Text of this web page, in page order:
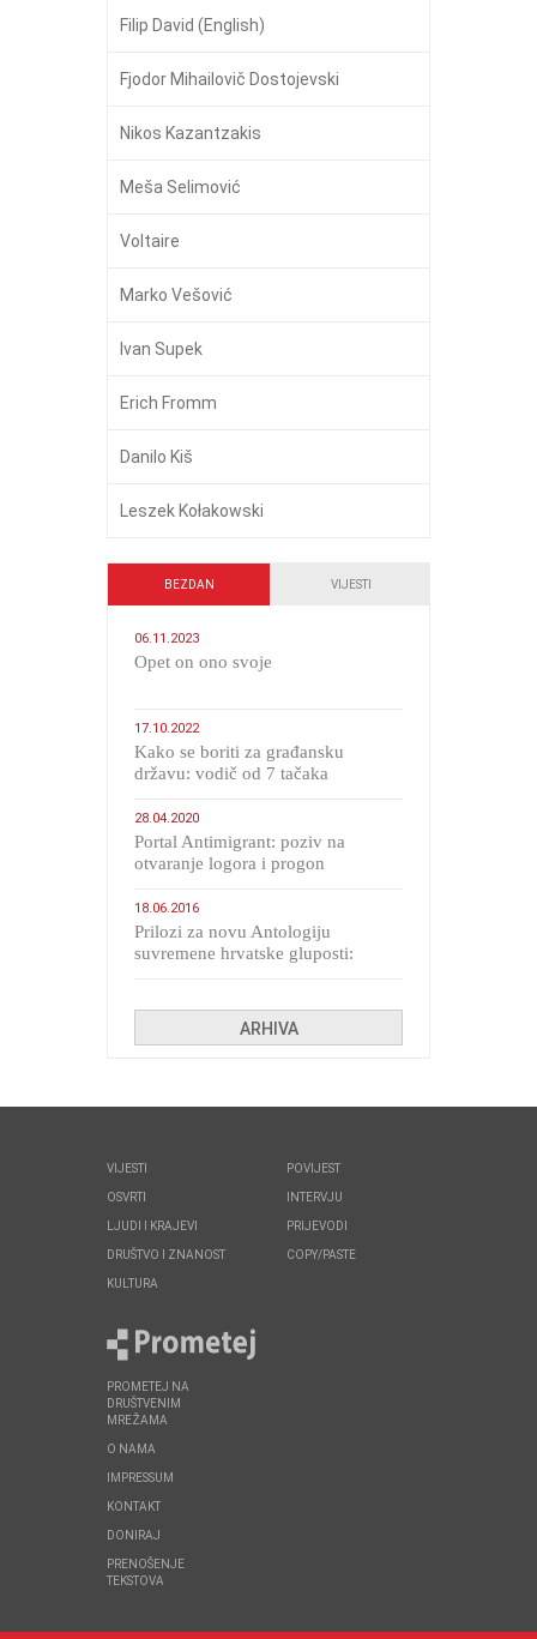
Filip David (English)
Fjodor Mihailovič Dostojevski
Nikos Kazantzakis
Meša Selimović
Voltaire
Marko Vešović
Ivan Supek
Erich Fromm
Danilo Kiš
Leszek Kołakowski
BEZDAN VIJESTI
06.11.2023
​Opet on ono svoje
17.10.2022
Kako se boriti za građansku
državu: vodič od 7 tačaka
28.04.2020
Portal Antimigrant: poziv na
otvaranje logora i progon
18.06.2016
Prilozi za novu Antologiju
suvremene hrvatske gluposti:
ARHIVA
VIJESTI
OSVRTI
LJUDI I KRAJEVI
DRUŠTVO I ZNANOST
KULTURA
POVIJEST
INTERVJU
PRIJEVODI
COPY/PASTE
PROMETEJ NA
DRUŠTVENIM
MREŽAMA
O NAMA
IMPRESSUM
KONTAKT
DONIRAJ
PRENOŠENJE
TEKSTOVA